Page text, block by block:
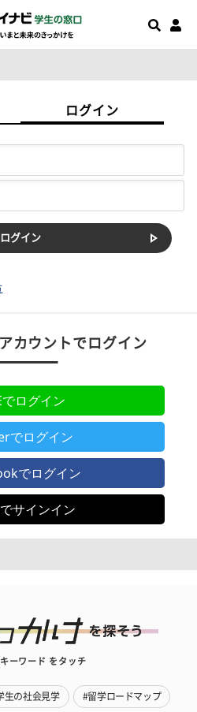
ログイン
カウントでログイン
でログイン
でログイン
でログイン
サインイン
ーワード をタッチ
生の社会見学 #留学ロードマップ